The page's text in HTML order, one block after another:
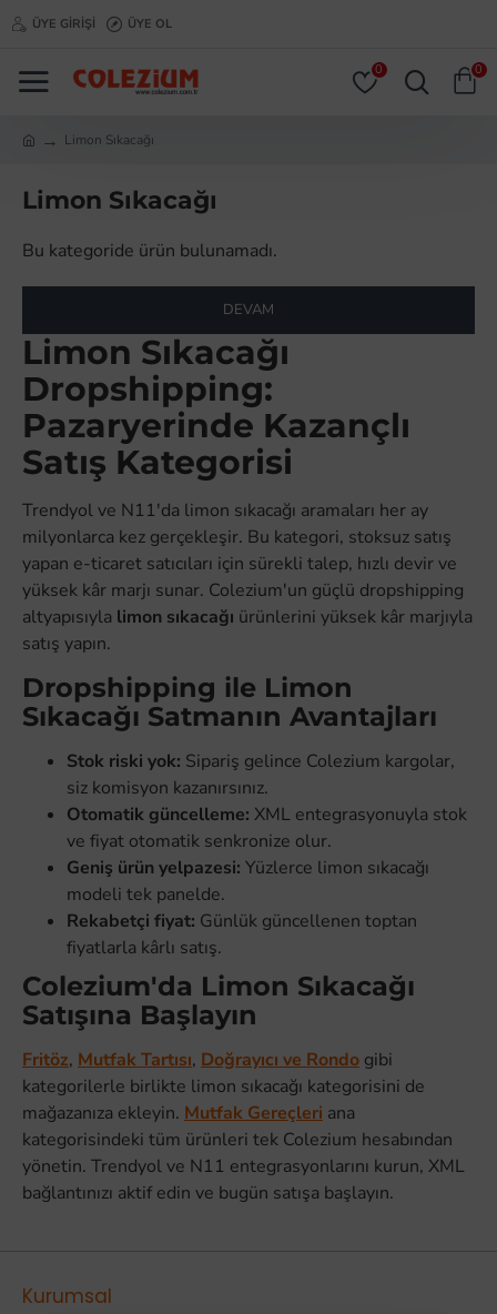
ÜYE GIRIŞI ÜYE OL
0 0
Limon Sıkacağı
Limon Sıkacağı
Bu kategoride ürün bulunamadı.
DEVAM
Limon Sıkacağı
Dropshipping:
Pazaryerinde Kazançlı
Satış Kategorisi
Trendyol ve N11'da limon sıkacağı aramaları her ay
milyonlarca kez gerçekleşir. Bu kategori, stoksuz satış
yapan e-ticaret satıcıları için sürekli talep, hızlı devir ve
yüksek kâr marjı sunar. Colezium'un güçlü dropshipping
altyapısıyla limon sıkacağı ürünlerini yüksek kâr marjıyla
satış yapın.
Dropshipping ile Limon
Sıkacağı Satmanın Avantajları
Stok riski yok: Sipariş gelince Colezium kargolar,
siz komisyon kazanırsınız.
Otomatik güncelleme: XML entegrasyonuyla stok
ve fiyat otomatik senkronize olur.
Geniş ürün yelpazesi: Yüzlerce limon sıkacağı
modeli tek panelde.
Rekabetçi fiyat: Günlük güncellenen toptan
fiyatlarla kârlı satış.
Colezium'da Limon Sıkacağı
Satışına Başlayın
Fritöz, Mutfak Tartısı, Doğrayıcı ve Rondo gibi
kategorilerle birlikte limon sıkacağı kategorisini de
mağazanıza ekleyin. Mutfak Gereçleri ana
kategorisindeki tüm ürünleri tek Colezium hesabından
yönetin. Trendyol ve N11 entegrasyonlarını kurun, XML
bağlantınızı aktif edin ve bugün satışa başlayın.
Kurumsal